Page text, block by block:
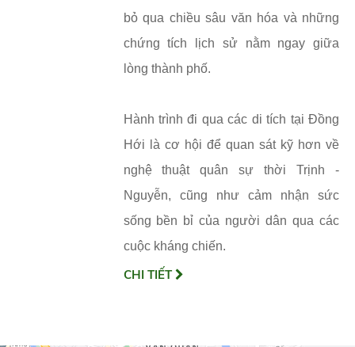
bỏ qua chiều sâu văn hóa và những
chứng tích lịch sử nằm ngay giữa
lòng thành phố.
Hành trình đi qua các di tích tại Đồng
Hới là cơ hội để quan sát kỹ hơn về
nghệ thuật quân sự thời Trịnh -
Nguyễn, cũng như cảm nhận sức
sống bền bỉ của người dân qua các
cuộc kháng chiến.
CHI TIẾT